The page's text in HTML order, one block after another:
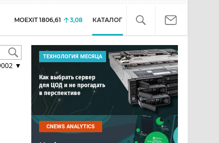
MOEXIT 1806,61 3,08 КАТАЛОГ
▼
ТЕХНОЛОГИЯ МЕСЯЦА
Как выбрать сервер
для ЦОД и не прогадать
в перспективе
CNEWS ANALYTICS